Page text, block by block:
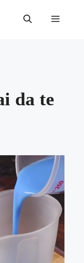
Menu
da te